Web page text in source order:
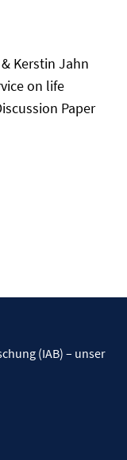
Kerstin Jahn
on life
Paper
(IAB) – unser